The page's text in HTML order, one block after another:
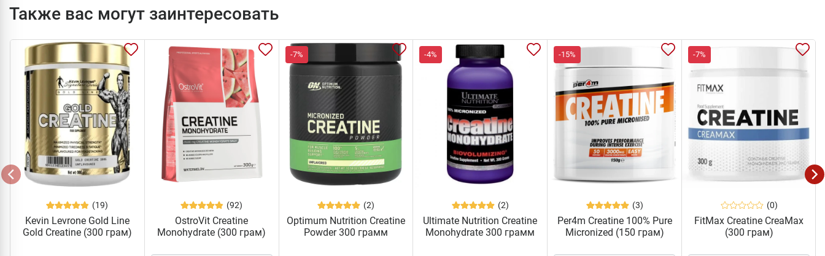
Также вас могут заинтересовать
(19)
Kevin Levrone Gold Line
Gold Creatine (300 грам)
(92)
OstroVit Creatine
Monohydrate (300 грам)
-7%
(2)
Optimum Nutrition Creatine
Powder 300 грамм
-4%
(2)
Ultimate Nutrition Creatine
Monohydrate 300 грамм
-15%
(3)
Per4m Creatine 100% Pure
Micronized (150 грам)
-7%
(0)
FitMax Creatine CreaMax
(300 грам)